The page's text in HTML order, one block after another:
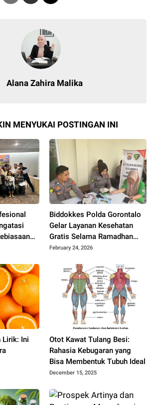
Alana Zahira Malika
MENYUKAI POSTINGAN INI
Biddokkes Polda Gorontalo
Gelar Layanan Kesehatan
Gratis Selama Ramadhan
1447 Hijriah
February 24, 2026
Lirik: Ini
Otot Kawat Tulang Besi:
Rahasia Kebugaran yang
Bisa Membentuk Tubuh Ideal
December 15, 2025